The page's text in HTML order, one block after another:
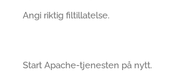
Angi riktig filtillatelse.
Start Apache-tjenesten på nytt.